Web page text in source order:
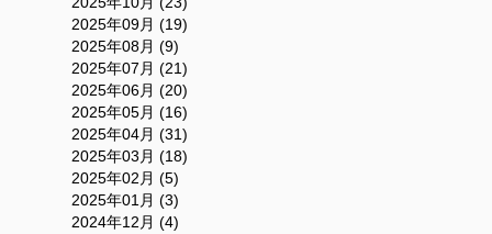
2025年09月 (19)
2025年08月 (9)
2025年07月 (21)
2025年06月 (20)
2025年05月 (16)
2025年04月 (31)
2025年03月 (18)
2025年02月 (5)
2025年01月 (3)
2024年12月 (4)